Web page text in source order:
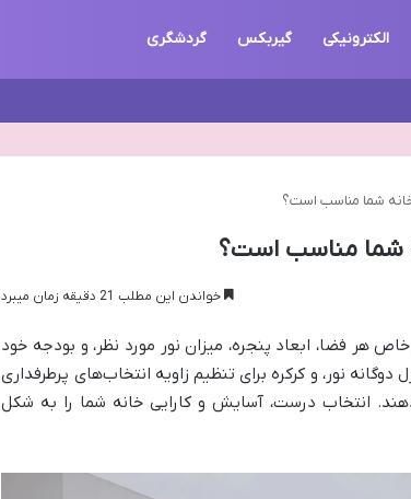
الکترونیکی گیربکس گردشگری
شما مناسب است؟
شما مناسب است؟
خواندن این مطلب 21 دقیقه زمان میبرد
هر فضا، ابعاد پنجره، میزان نور مورد نظر، و بودجه خود
نور، و کرکره برای تنظیم زاویه انتخاب‌های پرطرفداری
انتخاب درست، آسایش و کارایی خانه شما را به شکل